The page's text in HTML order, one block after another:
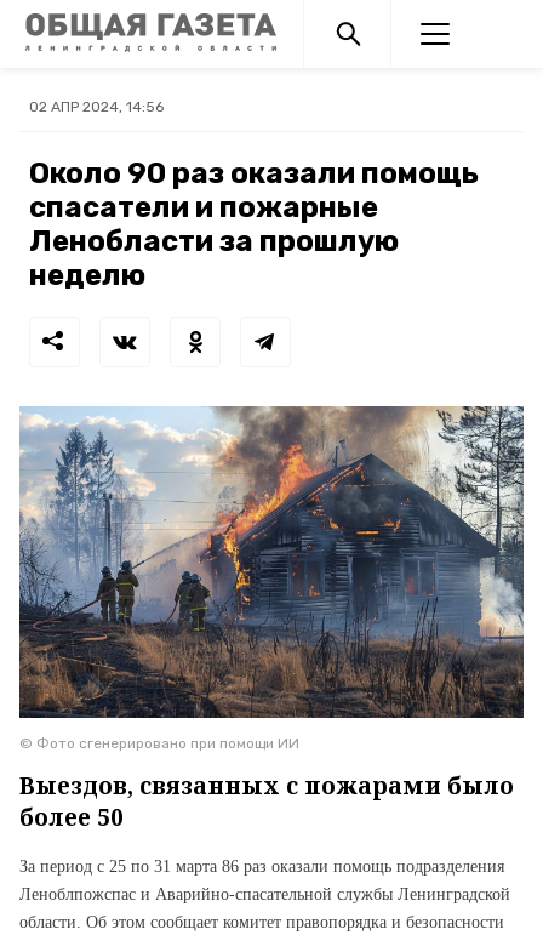
02 АПР 2024, 14:56
Около 90 раз оказали помощь
спасатели и пожарные
Ленобласти за прошлую
неделю
© Фото сгенерировано при помощи ИИ
Выездов, связанных с пожарами было
более 50
За период с 25 по 31 марта 86 раз оказали помощь подразделения
Леноблпожспас и Аварийно-спасательной службы Ленинградской
области. Об этом сообщает комитет правопорядка и безопасности